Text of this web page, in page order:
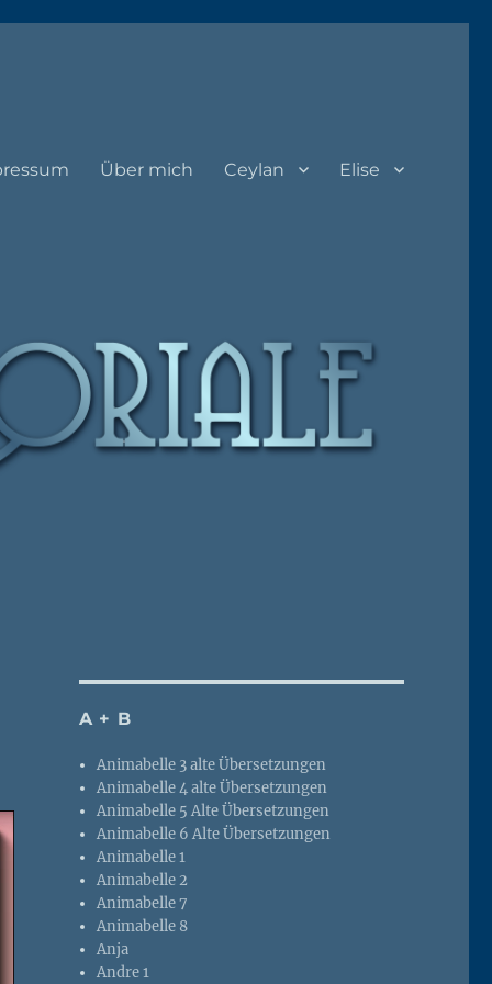
Über mich Ceylan Elise
A + B
Animabelle 3 alte Übersetzungen
Animabelle 4 alte Übersetzungen
Animabelle 5 Alte Übersetzungen
Animabelle 6 Alte Übersetzungen
Animabelle 1
Animabelle 2
Animabelle 7
Animabelle 8
Anja
Andre 1